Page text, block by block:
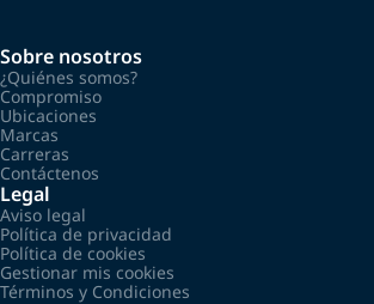
Sobre nosotros
¿Quiénes somos?
Compromiso
Ubicaciones
Marcas
Carreras
Contáctenos
Legal
Aviso legal
Política de privacidad
Política de cookies
Gestionar mis cookies
Términos y Condiciones